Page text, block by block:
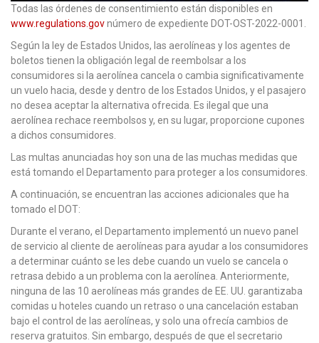
Todas las órdenes de consentimiento están disponibles en
www.regulations.govnúmero de expediente DOT-OST-2022-0001.
Según la ley de Estados Unidos, las aerolíneas y los agentes de
boletos tienen la obligación legal de reembolsar a los
consumidores si la aerolínea cancela o cambia significativamente
un vuelo hacia, desde y dentro de los Estados Unidos, y el pasajero
no desea aceptar la alternativa ofrecida. Es ilegal que una
aerolínea rechace reembolsos y, en su lugar, proporcione cupones
a dichos consumidores.
Las multas anunciadas hoy son una de las muchas medidas que
está tomando el Departamento para proteger a los consumidores.
A continuación, se encuentran las acciones adicionales que ha
tomado el DOT:
Durante el verano, el Departamento implementó un nuevo panel
de servicio al cliente de aerolíneas para ayudar a los consumidores
a determinar cuánto se les debe cuando un vuelo se cancela o
retrasa debido a un problema con la aerolínea. Anteriormente,
ninguna de las 10 aerolíneas más grandes de EE. UU. garantizaba
comidas u hoteles cuando un retraso o una cancelación estaban
bajo el control de las aerolíneas, y solo una ofrecía cambios de
reserva gratuitos. Sin embargo, después de que el secretario